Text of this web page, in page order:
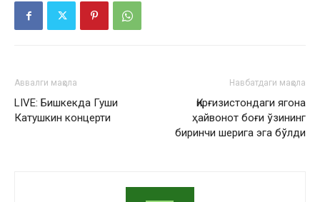
Аввалги мақола
LIVE: Бишкекда Гуши
Катушкин концерти
Навбатдаги мақола
Қирғизистондаги ягона
ҳайвонот боғи ўзининг
биринчи шерига эга бўлди